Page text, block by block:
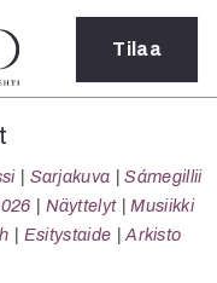
Tilaa
Sarjakuva
Sámegillii
Näyttelyt
Musiikki
Esitystaide Arkisto